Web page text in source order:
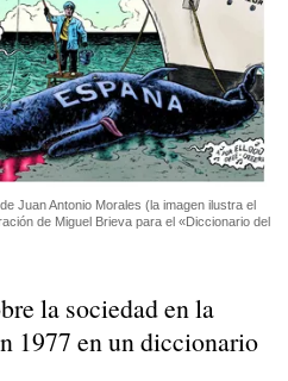
Juan Antonio Morales (la imagen ilustra el
de Miguel Brieva para el «Diccionario del
la sociedad en la
1977 en un diccionario